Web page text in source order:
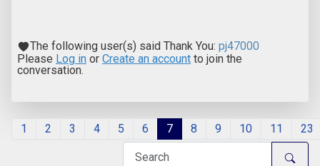
The following user(s) said Thank You: pj47000
Please Log in or Create an account to join the
conversation.
1 2 3 4 5 6 7 8 9 10 11 23